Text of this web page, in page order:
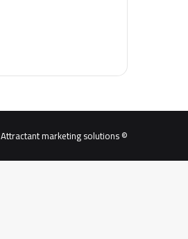
© Copyright 2026, All Rights Reserved |
Attractant marketing solutions